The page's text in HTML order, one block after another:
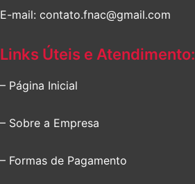
E-mail: contato.fnac@gmail.com
Links Úteis e Atendimento:
– Página Inicial
– Sobre a Empresa
– Formas de Pagamento